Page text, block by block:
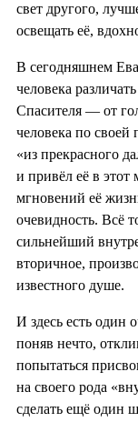
свет другого,
освещать её,
В сегодняшнем
человека
Спасителя — от
человека по своей
«из прекрасного
и привёл её в этот
мгновений её
очевидность. Всё
сильнейший
вторичное,
известного душе.
И здесь есть один
поняв нечто,
попытаться
на своего рода
сделать ещё один